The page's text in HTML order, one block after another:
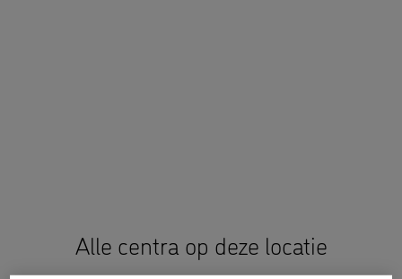
Alle centra op deze locatie